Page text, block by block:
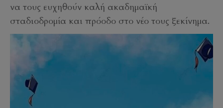
να τους ευχηθούν καλή ακαδημαϊκή
σταδιοδρομία και πρόοδο στο νέο τους ξεκίνημα.